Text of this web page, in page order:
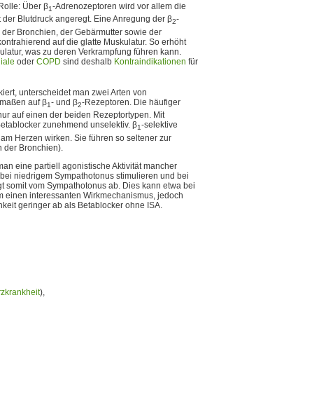
Über β1-Adrenozeptoren wird vor allem die
Blutdruck angeregt. Eine Anregung der β2-
Bronchien, der Gebärmutter sowie der
auf die glatte Muskulatur. So erhöht
was zu deren Verkrampfung führen kann.
oder COPD sind deshalb Kontraindikationen für
unterscheidet man zwei Arten von
auf β1- und β2-Rezeptoren. Die häufiger
auf einen der beiden Rezeptortypen. Mit
zunehmend unselektiv. β1-selektive
Herzen wirken. Sie führen so seltener zur
der Bronchien).
eine partiell agonistische Aktivität mancher
niedrigem Sympathotonus stimulieren und bei
somit vom Sympathotonus ab. Dies kann etwa bei
einen interessanten Wirkmechanismus, jedoch
geringer ab als Betablocker ohne ISA.
),